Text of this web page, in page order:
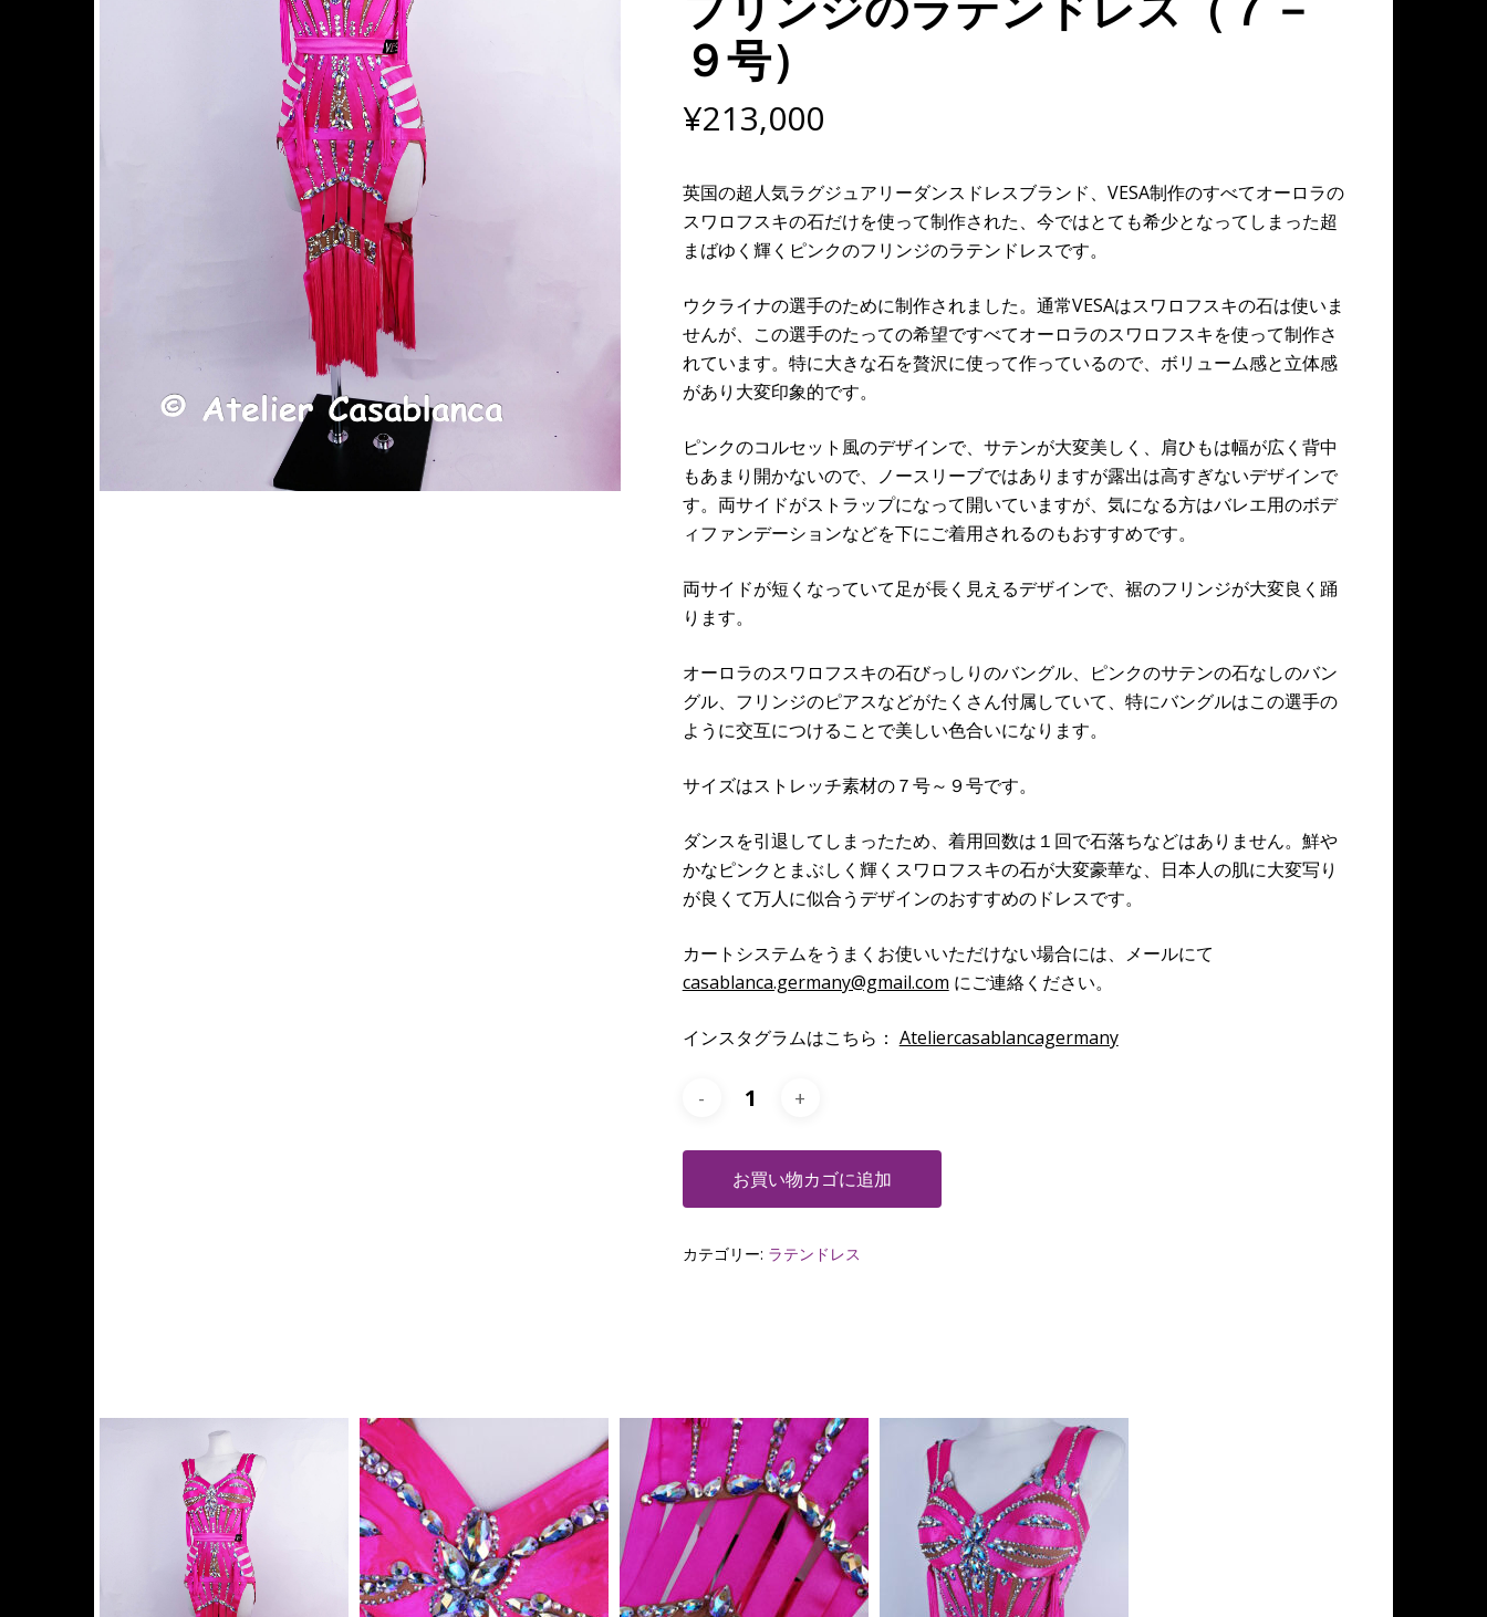
９号）
¥213,000
英国の超人気ラグジュアリーダンスドレスブランド、VESA制作のすべてオーロラの
スワロフスキの石だけを使って制作された、今ではとても希少となってしまった超
まばゆく輝くピンクのフリンジのラテンドレスです。
ウクライナの選手のために制作されました。通常VESAはスワロフスキの石は使いま
せんが、この選手のたっての希望ですべてオーロラのスワロフスキを使って制作さ
れています。特に大きな石を贅沢に使って作っているので、ボリューム感と立体感
があり大変印象的です。
ピンクのコルセット風のデザインで、サテンが大変美しく、肩ひもは幅が広く背中
もあまり開かないので、ノースリーブではありますが露出は高すぎないデザインで
す。両サイドがストラップになって開いていますが、気になる方はバレエ用のボデ
ィファンデーションなどを下にご着用されるのもおすすめです。
両サイドが短くなっていて足が長く見えるデザインで、裾のフリンジが大変良く踊
ります。
オーロラのスワロフスキの石びっしりのバングル、ピンクのサテンの石なしのバン
グル、フリンジのピアスなどがたくさん付属していて、特にバングルはこの選手の
ように交互につけることで美しい色合いになります。
サイズはストレッチ素材の７号～９号です。
ダンスを引退してしまったため、着用回数は１回で石落ちなどはありません。鮮や
かなピンクとまぶしく輝くスワロフスキの石が大変豪華な、日本人の肌に大変写り
が良くて万人に似合うデザインのおすすめのドレスです。
カートシステムをうまくお使いいただけない場合には、メールにて
casablanca.germany@gmail.com にご連絡ください。
インスタグラムはこちら： Ateliercasablancagermany
お買い物カゴに追加
カテゴリー: ラテンドレス